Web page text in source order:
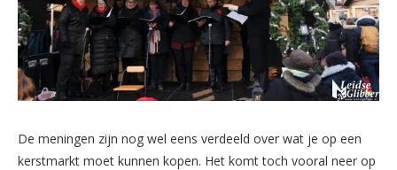
De meningen zijn nog wel eens verdeeld over wat je op een
kerstmarkt moet kunnen kopen. Het komt toch vooral neer op